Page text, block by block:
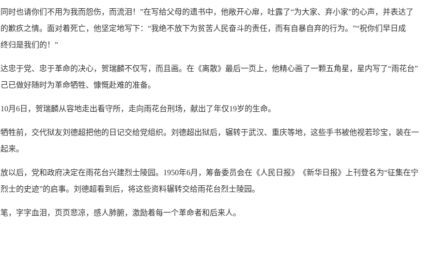
时也请你们不用为我而怨伤，而流泪！”在写给父母的遗书中，他敞开心扉，吐露了“为大家、弃小家”的心声，并表达了
歉疚之情。面对着死亡，他坚定地写下：“我绝不放下为贫苦人民奋斗的责任，而有自暴自弃的行为。”“祝你们早日成
归是我们的！”
于党、忠于革命的决心，贺瑞麟不仅写，而且画。在《离散》最后一页上，他精心画了一颗五角星，星内写了“雨花台”
已做好随时为革命牺牲、慷慨赴难的准备。
6日，贺瑞麟从容地走出看守所，走向雨花台刑场，献出了年仅19岁的生命。
前，交代狱友刘德超把他的日记交给党组织。刘德超出狱后，辗转于武汉、重庆等地，这些手书被他视若珍宝，装在一
来。
后，党和政府决定在雨花台兴建烈士陵园。1950年6月，筹备委员会在《人民日报》《新华日报》上刊登名为“征集在宁
士的史迹”的启事。刘德超看到后，将这些资料辗转交给雨花台烈士陵园。
字字血泪，页页悲凉，感人肺腑，激励着每一个革命者和后来人。